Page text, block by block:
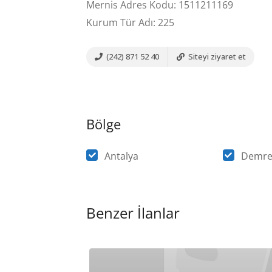
Mernis Adres Kodu: 1511211169
Kurum Tür Adı: 225
(242) 871 52 40 Siteyi ziyaret et
Bölge
Antalya Demre
Benzer İlanlar